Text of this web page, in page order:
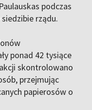
podczas
rządu.
ponad 42 tysiące
skontrolowano
przejmując
papierosów o